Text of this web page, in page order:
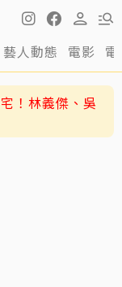
藝人動態 電影
「不養第二
！林義傑、吳